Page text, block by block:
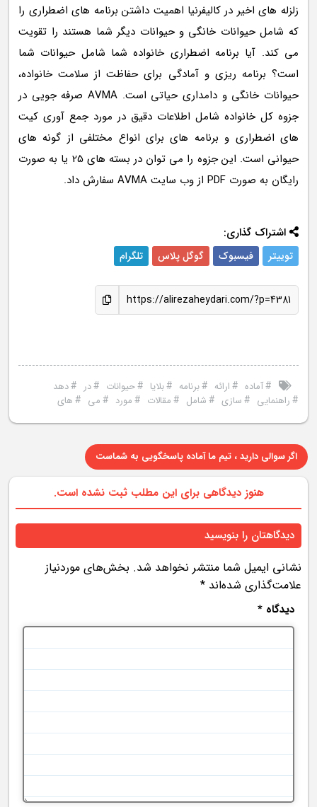
زلزله های اخیر در کالیفرنیا اهمیت داشتن برنامه های اضطراری را
که شامل حیوانات خانگی و حیوانات دیگر شما هستند را تقویت
می کند. آیا برنامه اضطراری خانواده شما شامل حیوانات شما
است؟ برنامه ریزی و آمادگی برای حفاظت از سلامت خانواده،
حیوانات خانگی و دامداری حیاتی است. AVMA صرفه جویی در
جزوه کل خانواده شامل اطلاعات دقیق در مورد جمع آوری کیت
های اضطراری و برنامه های برای انواع مختلفی از گونه های
حیوانی است. این جزوه را می توان در بسته های 25 یا به صورت
رایگان به صورت PDF از وب سایت AVMA سفارش داد.
اشتراک گذاری:
توییتر فیسبوک گوگل پلاس تلگرام
https://alirezaheydari.com/?p=4381
#آماده #ارائه #برنامه #بلایا #حیوانات #در #دهد
#راهنمایی #سازی #شامل #مقالات #مورد #می #های
اگر سوالی دارید ، تیم ما آماده پاسخگویی به شماست
هنوز دیدگاهی برای این مطلب ثبت نشده است.
دیدگاهتان را بنویسید
نشانی ایمیل شما منتشر نخواهد شد. بخش‌های موردنیاز
علامت‌گذاری شده‌اند *
دیدگاه *